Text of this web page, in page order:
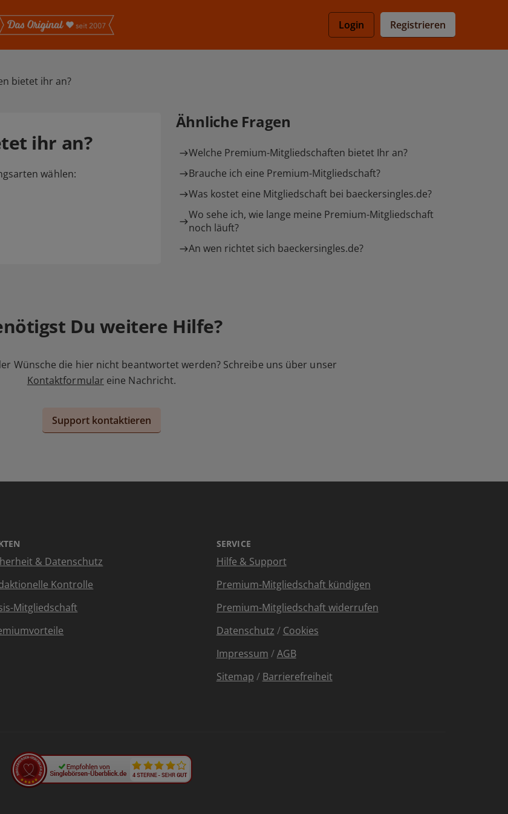
Login Registrieren
bietet ihr an?
ihr an?
wählen:
Ähnliche Fragen
Welche Premium-Mitgliedschaften bietet Ihr an?
Brauche ich eine Premium-Mitgliedschaft?
Was kostet eine Mitgliedschaft bei baeckersingles.de?
Wo sehe ich, wie lange meine Premium-Mitgliedschaft
noch läuft?
An wen richtet sich baeckersingles.de?
Du weitere Hilfe?
Wünsche die hier nicht beantwortet werden? Schreibe uns über unser
Kontaktformular eine Nachricht.
Support kontaktieren
& Datenschutz
Kontrolle
Mitgliedschaft
SERVICE
Hilfe & Support
Premium-Mitgliedschaft kündigen
Premium-Mitgliedschaft widerrufen
Datenschutz / Cookies
Impressum /AGB
Sitemap / Barrierefreiheit